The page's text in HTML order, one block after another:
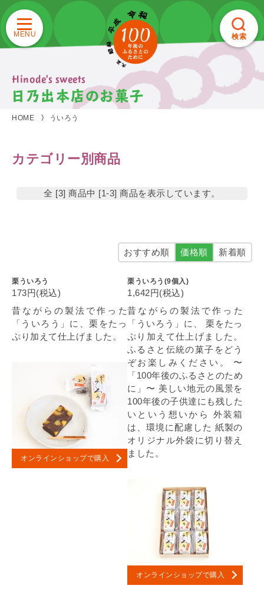
検索
Hinode's sweets
日乃出本店のお菓子
HOME ういろう
カテゴリー別商品
全 [3] 商品中 [1-3] 商品を表示しています。
おすすめ順 価格順 新着順
栗ういろう
173円(税込)
昔ながらの製法で作った
「ういろう」に、栗をたっ
ぷり加えて仕上げました。
オンラインショップで購入
栗ういろう(9個入)
1,642円(税込)
昔ながらの製法で作った
「ういろう」に、 栗をたっ
ぷり加えて仕上げました。
ふるさと伝統の菓子をどう
ぞお楽しみください。 〜
「100年後のふるさとのため
に」〜 美しい地元の風景を
100年後の子供達にも残した
いという想いから 外装箱
は、環境に配慮した 紙製の
オリジナル外袋に切り替え
ました。
オンラインショップで購入